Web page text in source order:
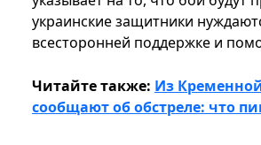
украинские защитники
всесторонней поддержке и
Читайте также: Из
сообщают об обстреле: что